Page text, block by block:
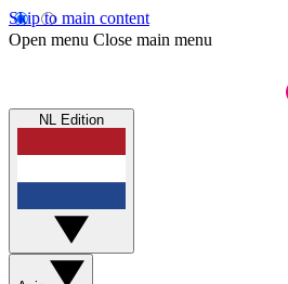
Skip to main content
Open menu Close main menu
NL Edition